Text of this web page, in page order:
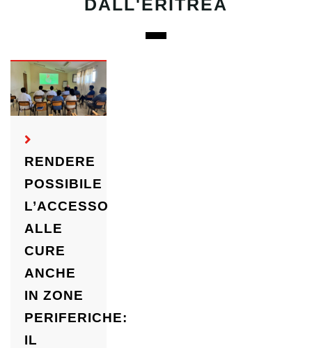
DALL'ERITREA
RENDERE
POSSIBILE
L’ACCESSO
ALLE
CURE
ANCHE
IN ZONE
PERIFERICHE:
IL